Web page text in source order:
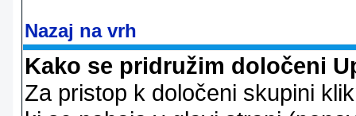
Nazaj na vrh
Kako se pridružim določeni
Za pristop k določeni skupini